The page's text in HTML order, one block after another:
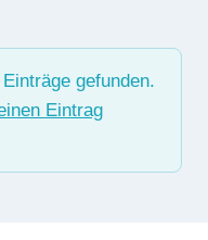
gefunden.
Eintrag